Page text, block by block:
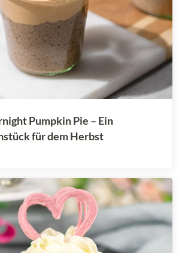
Pumpkin Pie – Ein
für dem Herbst